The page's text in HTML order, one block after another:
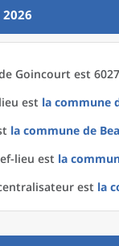
Goincourt est
est la commune
la commune de
lieu est la
est la